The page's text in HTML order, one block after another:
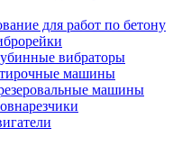
для работ по бетону
вибраторы
машины
машины